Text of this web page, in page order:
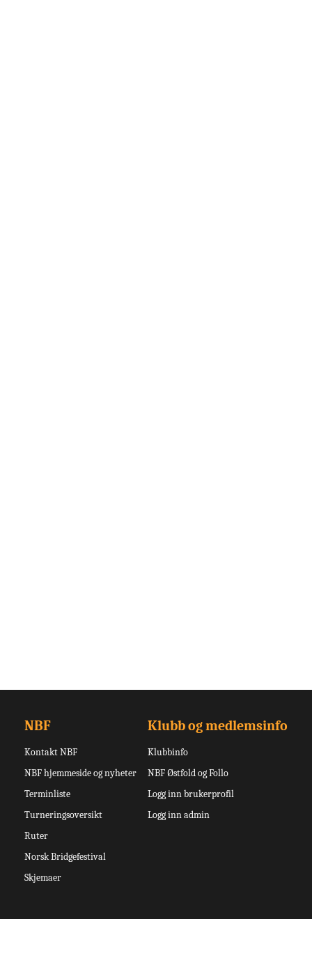
NBF
Kontakt NBF
NBF hjemmeside og nyheter
Terminliste
Turneringsoversikt
Ruter
Norsk Bridgefestival
Skjemaer
Klubb og medlemsinfo
Klubbinfo
NBF Østfold og Follo
Logg inn brukerprofil
Logg inn admin